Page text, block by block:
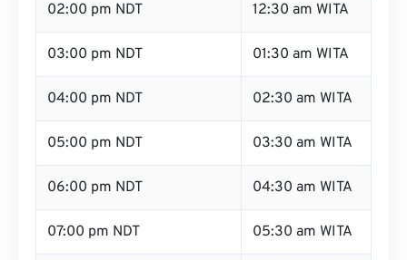
02:00 pm NDT 12:30 am WITA
03:00 pm NDT 01:30 am WITA
04:00 pm NDT 02:30 am WITA
05:00 pm NDT 03:30 am WITA
06:00 pm NDT 04:30 am WITA
07:00 pm NDT 05:30 am WITA